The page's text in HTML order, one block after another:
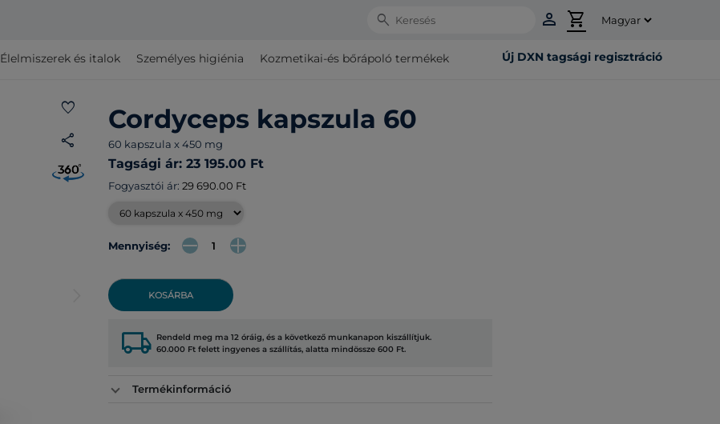
Search person shopping_cart
Élelmiszerek és italok Személyes higiénia Kozmetikai-és bőrápoló termékek Új DXN tagsági regisztráció
favorite
share
Cordyceps kapszula 60
60 kapszula x 450 mg
Tagsági ár: 23 195.00 Ft
Fogyasztói ár: 29 690.00 Ft
Mennyiség:
KOSÁRBA
local_shipping Rendeld meg ma 12 óráig, és a következő munkanapon kiszállítjuk.
60.000 Ft felett ingyenes a szállítás, alatta mindössze 600 Ft.
Termékinformáció